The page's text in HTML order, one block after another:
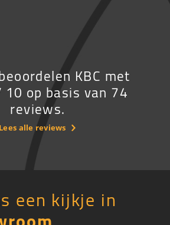
KBC met
op basis van 74
reviews.
Lees alle reviews
een kijkje in